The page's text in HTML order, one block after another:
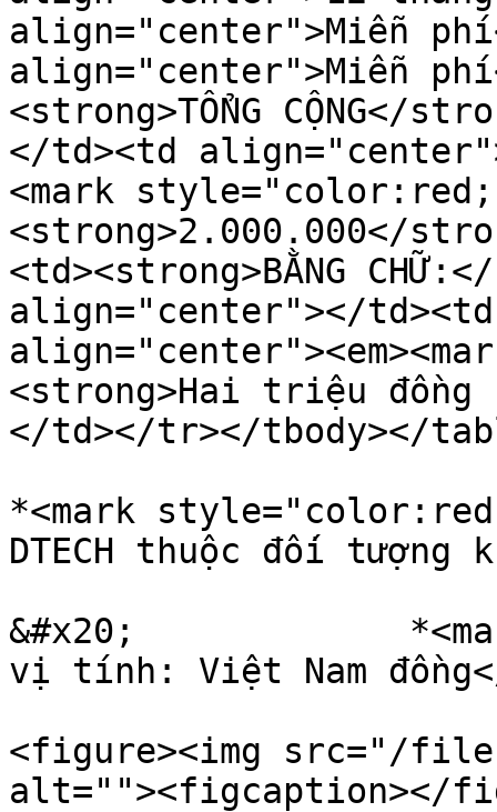
align="center">Miễn
align="center">Miễn
<strong>TỔNG CỘNG</
</td><td
<mark
<strong>2.000.000</
<td><strong>BẰNG
align="center"></
<strong>Hai triệu đồng
</td></tr></tbody></
*<mark
DTECH thuộc đối tượng
&#x20;
vị tính: Việt Nam
<figure><img src="/files/
alt=""><figcaption></